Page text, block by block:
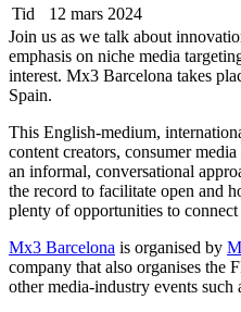
Tid
12 mars 2024
Join us as we talk about
emphasis on niche media
interest. Mx3 Barcelona takes
Spain.
This English-medium,
content creators, consumer
an informal, conversational
the record to facilitate open and
plenty of opportunities to
Mx3 Barcelona is organised by
company that also organises the
other media-industry events